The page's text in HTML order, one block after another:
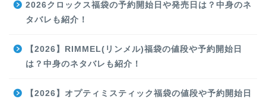
2026クロックス福袋の予約開始日や発売日は？中身のネ
タバレも紹介！
【2026】RIMMEL(リンメル)福袋の値段や予約開始日
は？中身のネタバレも紹介！
【2026】オプティミスティック福袋の値段や予約開始日